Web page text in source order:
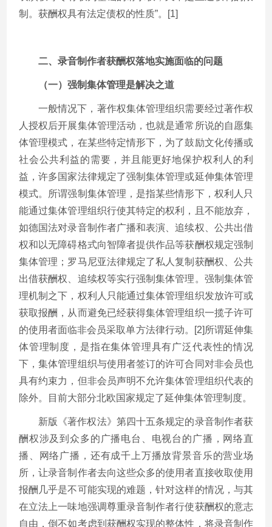
制。获酬权具有法定债权的性质”。[1]
二、录音制作者获酬权落地实施面临的问题
（一）强制集体管理是解决之道
一般情况下，著作权集体管理组织需要经过著作权
人授权后开展集体管理活动，也就是通常所说的自愿集
体管理模式，在某些特定情形下，为了鼓励文化传播或
社会公共利益的需要，并且能更好地保护权利人的利
益，许多国家法律规定了强制集体管理或延伸集体管理
模式。所谓强制集体管理，是指某些情形下，权利人只
能通过集体管理组织行使其特定的权利，且不能放弃，
如德国法对录音制作者广播和表演、追续权、公共出借
权和以无障碍格式向智障者提供作品等获酬权规定强制
集体管理；罗马尼亚法律规定了私人复制获酬权、公共
出借获酬权、追续权等实行强制集体管理。强制集体管
理机制之下，权利人只能通过集体管理组织发放许可或
获取报酬，从而避免已经获得集体管理组织一揽子许可
的使用者面临非会员采取单方法律行动。[2]所谓延伸集
体管理制度，是指在集体管理具有广泛代表性的情况
下，集体管理组织与使用者签订的许可合同对非会员也
具有约束力，但非会员声明不允许集体管理组织代表的
除外。目前大部分北欧国家规定了延伸集体管理制度。
新版《著作权法》第四十五条规定的录音制作者获
酬权涉及到众多的广播电台、电视台的广播，网络直
播、网络广播，还有成千上万播放背景音乐的营业场
所，让录音制作者去向这些众多的使用者直接收取使用
报酬几乎是不可能实现的难题，针对这样的情况，与其
在立法上一味地强调尊重录音制作者行使获酬权的意志
自由，倒不如考虑到获酬权实现的整体性，将录音制作